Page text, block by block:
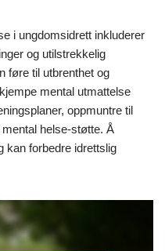
i ungdomsidrett inkluderer
og utilstrekkelig
føre til utbrenthet og
mental utmattelse
oppmuntre til
helse-støtte. Å
kan forbedre idrettslig